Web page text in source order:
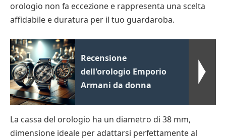
orologio non fa eccezione e rappresenta una scelta
affidabile e duratura per il tuo guardaroba.
Recensione
dell'orologio Emporio
Armani da donna
La cassa del orologio ha un diametro di 38 mm,
dimensione ideale per adattarsi perfettamente al